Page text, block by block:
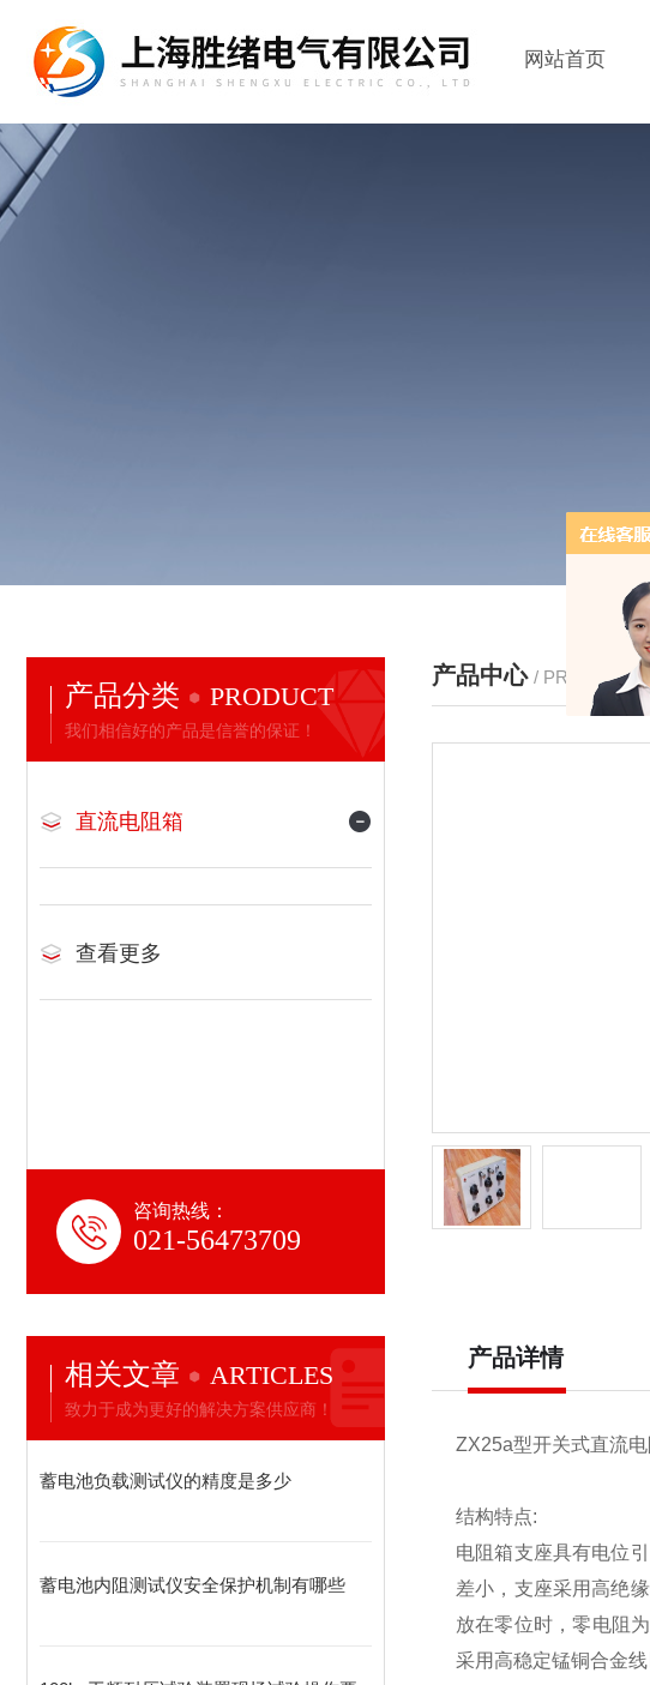
网站首页
产品分类 PRODUCT
我们相信好的产品是信誉的保证！
直流电阻箱
查看更多
咨询热线：
021-56473709
相关文章 ARTICLES
致力于成为更好的解决方案供应商！
蓄电池负载测试仪的精度是多少
蓄电池内阻测试仪安全保护机制有哪些
产品中心 / PRODUCTS
产品详情
ZX25a型开关式直流
结构特点:
电阻箱支座具有电位
差小，支座采用高绝
放在零位时，零电阻
采用高稳定锰铜合金